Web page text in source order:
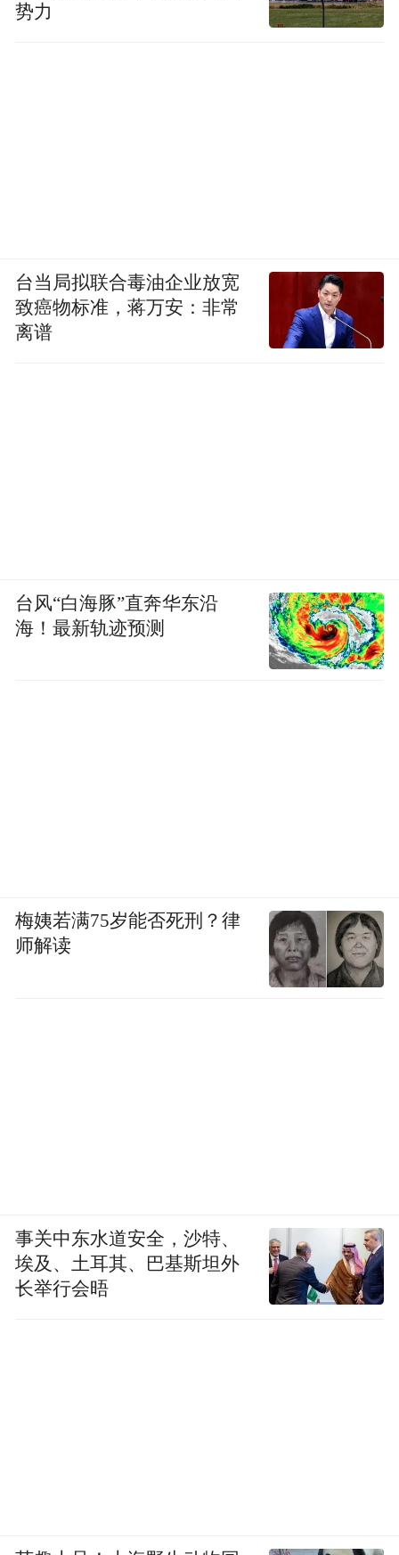
势力
台当局拟联合毒油企业放宽
致癌物标准，蒋万安：非常
离谱
台风“白海豚”直奔华东沿
海！最新轨迹预测
梅姨若满75岁能否死刑？律
师解读
事关中东水道安全，沙特、
埃及、土耳其、巴基斯坦外
长举行会晤